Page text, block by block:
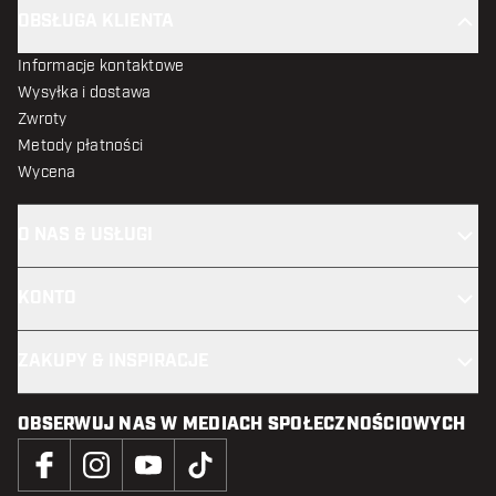
Informacje kontaktowe
Wysyłka i dostawa
Zwroty
Metody płatności
Wycena
OBSERWUJ NAS W MEDIACH SPOŁECZNOŚCIOWYCH